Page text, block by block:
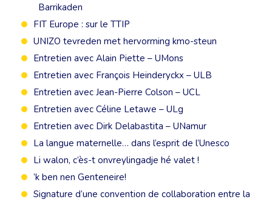
Barrikaden
FIT Europe : sur le TTIP
UNIZO tevreden met hervorming kmo-steun
Entretien avec Alain Piette – UMons
Entretien avec François Heinderyckx – ULB
Entretien avec Jean-Pierre Colson – UCL
Entretien avec Céline Letawe – ULg
Entretien avec Dirk Delabastita – UNamur
La langue maternelle… dans l’esprit de l’Unesco
Li walon, c’ès-t onvreylingadje hé valet !
’k ben nen Genteneire!
Signature d’une convention de collaboration entre la